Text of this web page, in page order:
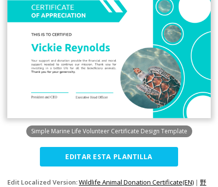
Simple Marine Life Volunteer Certificate Design Template
EDITAR ESTA PLANTILLA
Edit Localized Version:Wildlife Animal Donation Certificate(EN) | 野